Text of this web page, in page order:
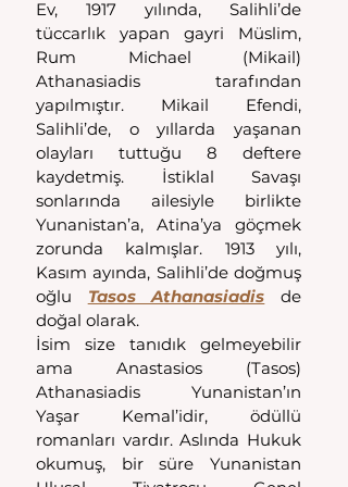
Ev, 1917 yılında, Salihli’de
tüccarlık yapan gayri Müslim,
Rum Michael (Mikail)
Athanasiadis tarafından
yapılmıştır. Mikail Efendi,
Salihli’de, o yıllarda yaşanan
olayları tuttuğu 8 deftere
kaydetmiş. İstiklal Savaşı
sonlarında ailesiyle birlikte
Yunanistan’a, Atina’ya göçmek
zorunda kalmışlar. 1913 yılı,
Kasım ayında, Salihli’de doğmuş
oğlu Tasos Athanasiadis de
doğal olarak.
İsim size tanıdık gelmeyebilir
ama Anastasios (Tasos)
Athanasiadis Yunanistan’ın
Yaşar Kemal’idir, ödüllü
romanları vardır. Aslında Hukuk
okumuş, bir süre Yunanistan